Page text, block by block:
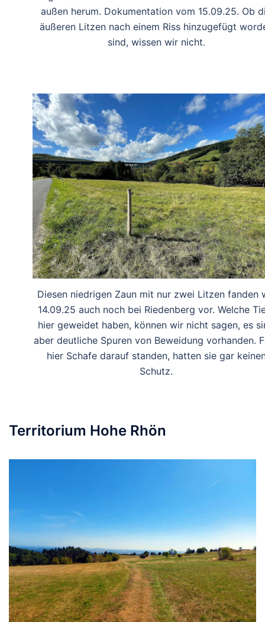
außen herum. Dokumentation vom 15.09.25. Ob
äußeren Litzen nach einem Riss hinzugefügt
sind, wissen wir nicht.
Diesen niedrigen Zaun mit nur zwei Litzen fanden
14.09.25 auch noch bei Riedenberg vor. Welche
hier geweidet haben, können wir nicht sagen, es
aber deutliche Spuren von Beweidung vorhanden.
hier Schafe darauf standen, hatten sie gar
Schutz.
Territorium Hohe Rhön